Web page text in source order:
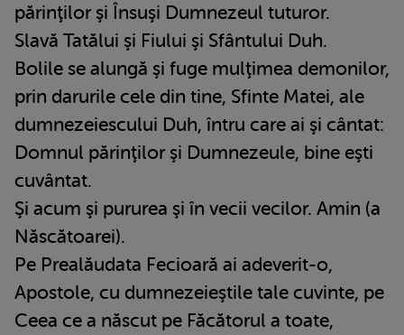
părinţilor şi Însuşi Dumnezeul tuturor.
Slavă Tatălui şi Fiului şi Sfântului Duh.
Bolile se alungă şi fuge mulţimea demonilor,
prin darurile cele din tine, Sfinte Matei, ale
dumnezeiescului Duh, întru care ai şi cântat:
Domnul părinţilor şi Dumnezeule, bine eşti
cuvântat.
Şi acum şi pururea şi în vecii vecilor. Amin (a
Născătoarei).
Pe Prealăudata Fecioară ai adeverit-o,
Apostole, cu dumnezeieştile tale cuvinte, pe
Ceea ce a născut pe Făcătorul a toate,